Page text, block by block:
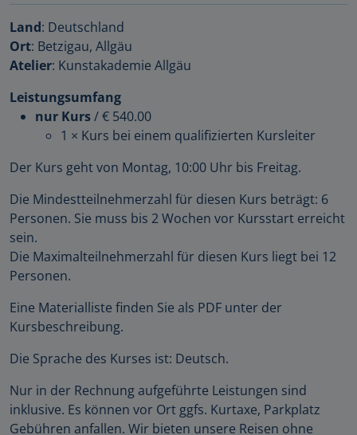
Land: Deutschland
Ort: Betzigau, Allgäu
Atelier: Kunstakademie Allgäu
Leistungsumfang
nur Kurs/€ 540.00
1 × Kurs bei einem qualifizierten Kursleiter
Der Kurs geht von Montag, 10:00 Uhr bis Freitag.
Die Mindestteilnehmerzahl für diesen Kurs beträgt: 6
Personen. Sie muss bis 2 Wochen vor Kursstart erreicht
sein.
Die Maximalteilnehmerzahl für diesen Kurs liegt bei 12
Personen.
Eine Materialliste finden Sie als PDF unter der
Kursbeschreibung.
Die Sprache des Kurses ist: Deutsch.
Nur in der Rechnung aufgeführte Leistungen sind
inklusive. Es können vor Ort ggfs. Kurtaxe, Parkplatz
Gebühren anfallen. Wir bieten unsere Reisen ohne